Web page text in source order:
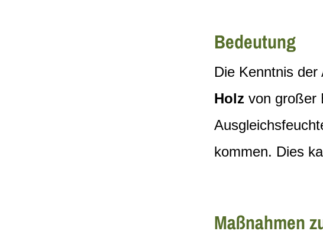
Bedeutung
Die Kenntnis
Holz von großer
kommen. Dies
Maßnahmen